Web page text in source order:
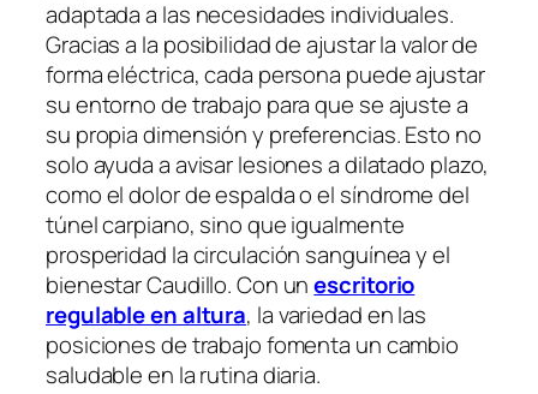
adaptada a las necesidades individuales.
Gracias a la posibilidad de ajustar la valor de
forma eléctrica, cada persona puede ajustar
su entorno de trabajo para que se ajuste a
su propia dimensión y preferencias. Esto no
solo ayuda a avisar lesiones a dilatado plazo,
como el dolor de espalda o el síndrome del
túnel carpiano, sino que igualmente
prosperidad la circulación sanguínea y el
bienestar Caudillo. Con unescritorio
regulable en altura, la variedad en las
posiciones de trabajo fomenta un cambio
saludable en la rutina diaria.